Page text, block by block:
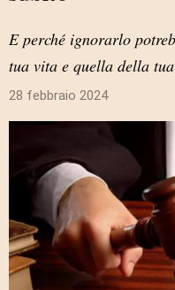
E perché ignorarlo
tua vita e quella della
28 febbraio 2024